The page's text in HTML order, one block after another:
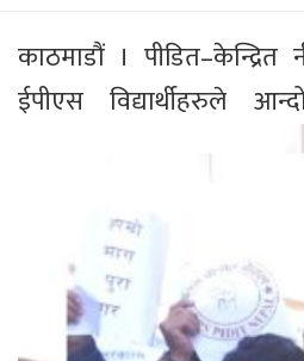
काठमाडौं ।
ईपीएस विद्यार्थीहरुले